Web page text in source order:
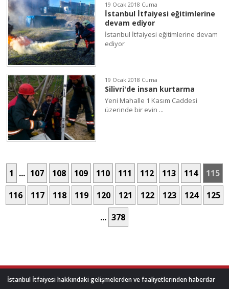
19 Ocak 2018 Cuma
İstanbul İtfaiyesi eğitimlerine
devam ediyor
İstanbul İtfaiyesi eğitimlerine devam
ediyor
19 Ocak 2018 Cuma
Silivri'de insan kurtarma
Yeni Mahalle 1 Kasım Caddesi
üzerinde bir evin ...
1 ... 107 108 109 110 111 112 113 114
115
116
117 118 119 120 121 122 123 124
125
... 378
İstanbul İtfaiyesi hakkındaki gelişmelerden ve faaliyetlerinden haberdar